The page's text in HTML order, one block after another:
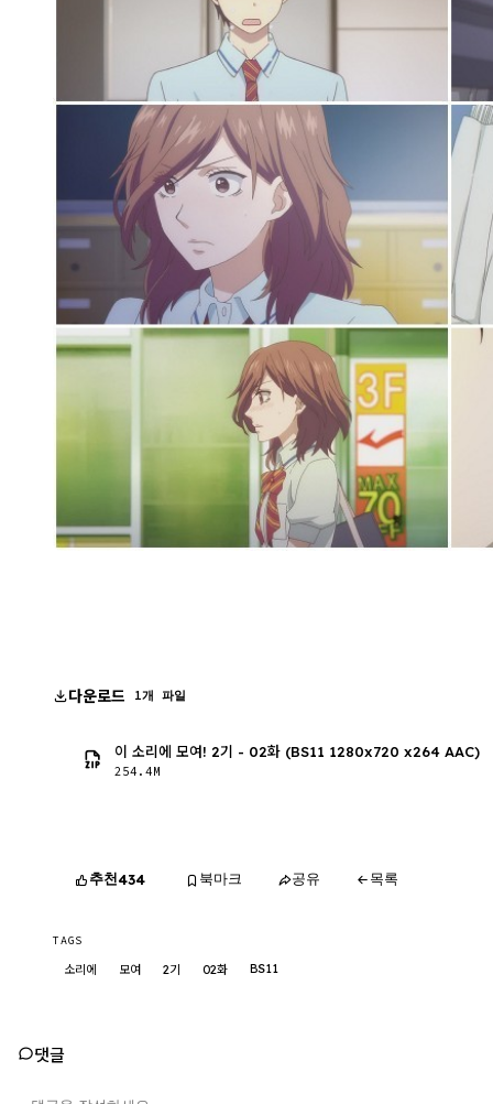
다운로드 1개 파일
이 소리에 모여! 2기 - 02화 (BS11 1280x720 x264 AAC)
254.4M
추천434 북마크 공유 목록
TAGS
소리에 모여 2기 02화 BS11
댓글